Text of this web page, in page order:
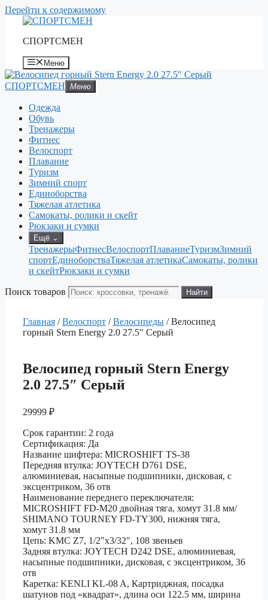
Перейти к содержимому
СПОРТСМЕН
Меню
СПОРТСМЕН Меню
Одежда
Обувь
Тренажеры
Фитнес
Велоспорт
Плавание
Туризм
Зимний спорт
Единоборства
Тяжелая атлетика
Самокаты, ролики и скейт
Рюкзаки и сумки
Ещё ⌄
ТренажерыФитнесВелоспортПлаваниеТуризмЗимний
спортЕдиноборстваТяжелая атлетикаСамокаты, ролики
и скейтРюкзаки и сумки
Поиск товаров Найти
Главная /Велоспорт /Велосипеды / Велосипед
горный Stern Energy 2.0 27.5″ Серый
Велосипед горный Stern Energy
2.0 27.5″ Серый
29999 ₽
Срок гарантии: 2 года
Сертификация: Да
Название шифтера: MICROSHIFT TS-38
Передняя втулка: JOYTECH D761 DSE,
алюминиевая, насыпные подшипники, дисковая, с
эксцентриком, 36 отв
Наименование переднего переключателя:
MICROSHIFT FD-M20 двойная тяга, хомут 31.8 мм/
SHIMANO TOURNEY FD-TY300, нижняя тяга,
хомут 31.8 мм
Цепь: KMC Z7, 1/2″x3/32″, 108 звеньев
Задняя втулка: JOYTECH D242 DSE, алюминиевая,
насыпные подшипники, дисковая, с эксцентриком, 36
отв
Каретка: KENLI KL-08 A, Картриджная, посадка
шатунов под «квадрат», длина оси 122.5 мм, ширина